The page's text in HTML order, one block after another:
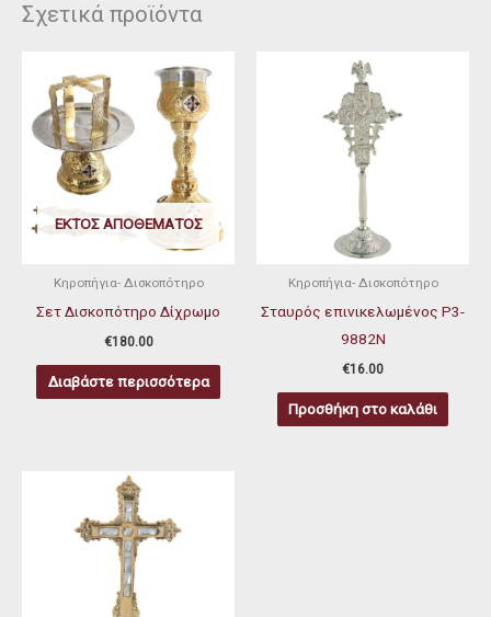
Σχετικά προϊόντα
ΕΚΤΌΣ ΑΠΟΘΈΜΑΤΟΣ
Κηροπήγια- Δισκοπότηρο
Σετ Δισκοπότηρο Δίχρωμο
€180.00
Διαβάστε περισσότερα
Κηροπήγια- Δισκοπότηρο
Σταυρός επινικελωμένος P3-
9882Ν
€16.00
Προσθήκη στο καλάθι